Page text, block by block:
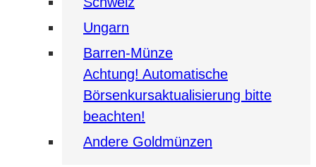
Ungarn
Barren-Münze
Achtung! Automatische
Börsenkursaktualisierung bitte
beachten!
Andere Goldmünzen